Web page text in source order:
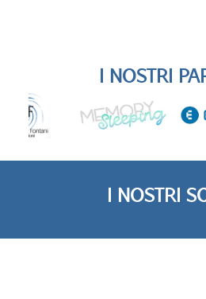
I NOSTRI
I NOSTRI